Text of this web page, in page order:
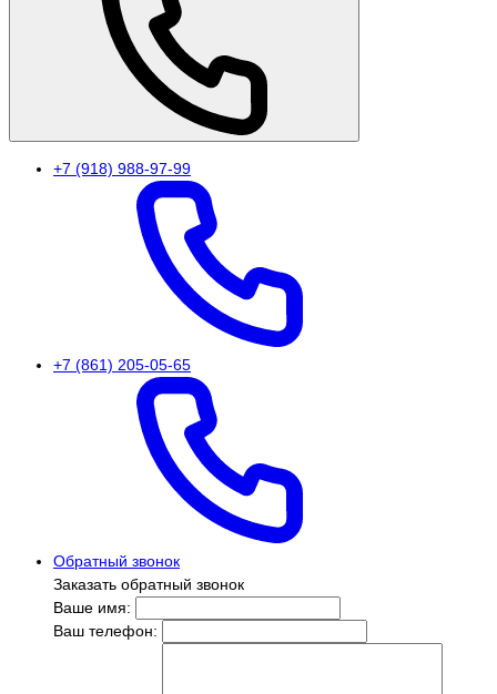
+7 (918) 988-97-99
+7 (861) 205-05-65
Обратный звонок
Заказать обратный звонок
Ваше имя:
Ваш телефон: